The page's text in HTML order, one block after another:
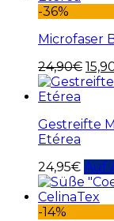
-36%
Microfaser
24,90€
Gestreifte
Etérea
24,95€ Auf
-14%